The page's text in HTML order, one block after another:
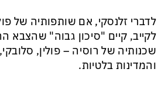
לדברי זלנסקי, אם שותפותיה של
לקייב, קיים "סיכון גבוה" שהצבא
שכנותיה של רוסיה – פולין,
והמדינות בלטיות.